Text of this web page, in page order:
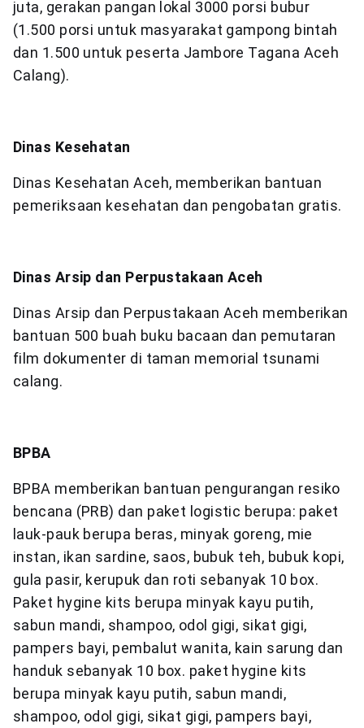
juta, gerakan pangan lokal 3000 porsi bubur
(1.500 porsi untuk masyarakat gampong bintah
dan 1.500 untuk peserta Jambore Tagana Aceh
Calang).
Dinas Kesehatan
Dinas Kesehatan Aceh, memberikan bantuan
pemeriksaan kesehatan dan pengobatan gratis.
Dinas Arsip dan Perpustakaan Aceh
Dinas Arsip dan Perpustakaan Aceh memberikan
bantuan 500 buah buku bacaan dan pemutaran
film dokumenter di taman memorial tsunami
calang.
BPBA
BPBA memberikan bantuan pengurangan resiko
bencana (PRB) dan paket logistic berupa: paket
lauk-pauk berupa beras, minyak goreng, mie
instan, ikan sardine, saos, bubuk teh, bubuk kopi,
gula pasir, kerupuk dan roti sebanyak 10 box.
Paket hygine kits berupa minyak kayu putih,
sabun mandi, shampoo, odol gigi, sikat gigi,
pampers bayi, pembalut wanita, kain sarung dan
handuk sebanyak 10 box. paket hygine kits
berupa minyak kayu putih, sabun mandi,
shampoo, odol gigi, sikat gigi, pampers bayi,